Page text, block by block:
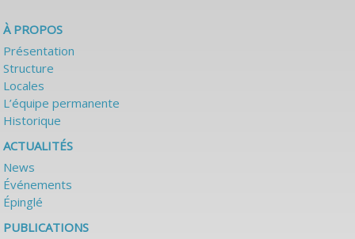
À PROPOS
Présentation
Structure
Locales
L’équipe permanente
Historique
ACTUALITÉS
News
Événements
Épinglé
PUBLICATIONS